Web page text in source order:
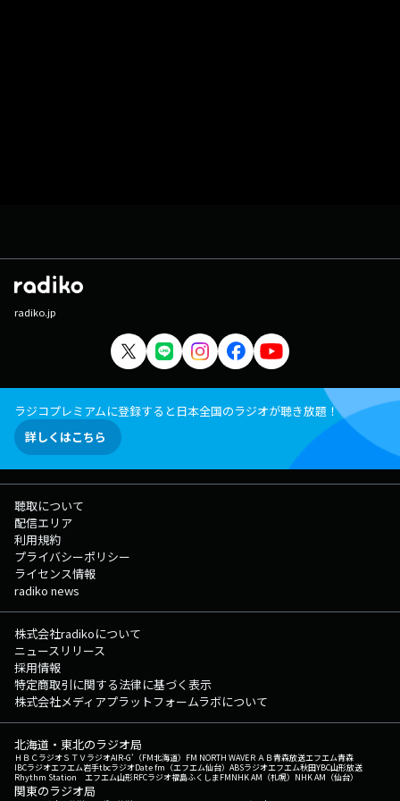
radiko.jp
ラジコプレミアムに登録すると日本全国のラジオが聴き放題！
詳しくはこちら
聴取について
配信エリア
利用規約
プライバシーポリシー
ライセンス情報
radiko news
株式会社radikoについて
ニュースリリース
採用情報
特定商取引に関する法律に基づく表示
株式会社メディアプラットフォームラボについて
北海道・東北のラジオ局
ＨＢＣラジオＳＴＶラジオAIR-G'（FM北海道） FM NORTH WAVEＲＡＢ青森放送エフエム青森
IBCラジオエフエム岩手tbcラジオDate fm（エフエム仙台） ABSラジオエフエム秋田YBC山形放送
Rhythm Station エフエム山形RFCラジオ福島ふくしまFMNHK AM（札幌） NHK AM（仙台）
関東のラジオ局